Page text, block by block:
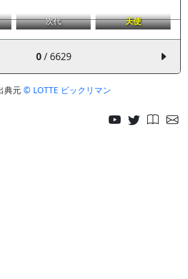
次代 天使
0/ 6629
典元 © LOTTE ビックリマン